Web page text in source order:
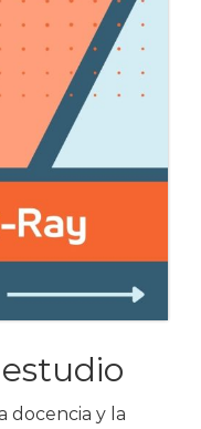
docencia y la